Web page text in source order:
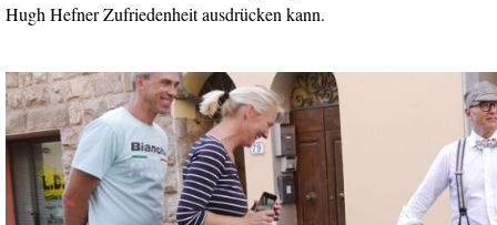
Hugh Hefner Zufriedenheit ausdrücken kann.